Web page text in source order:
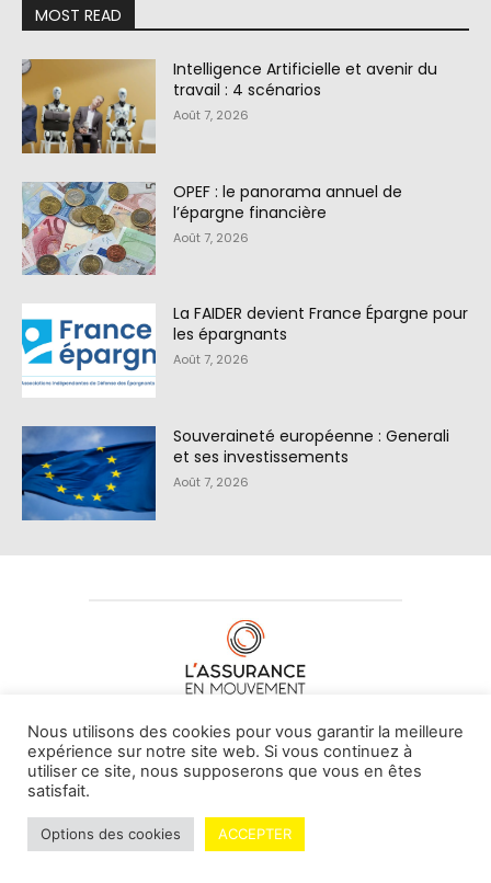
MOST READ
Intelligence Artificielle et avenir du
travail : 4 scénarios
Août 7, 2026
OPEF : le panorama annuel de
l’épargne financière
Août 7, 2026
La FAIDER devient France Épargne pour
les épargnants
Août 7, 2026
Souveraineté européenne : Generali
et ses investissements
Août 7, 2026
À PROPOS DE NOUS•CONTACT
© L'assurance en mouvement -By Vovoxx Média
Mentions légales Contributeurs
Nous utilisons des cookies pour vous garantir la meilleure
expérience sur notre site web. Si vous continuez à
utiliser ce site, nous supposerons que vous en êtes
satisfait.
Options des cookies ACCEPTER